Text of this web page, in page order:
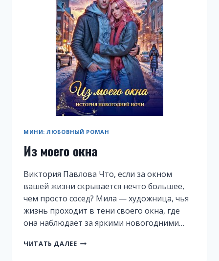
МИНИ: ЛЮБОВНЫЙ РОМАН
Из моего окна
Виктория Павлова Что, если за окном
вашей жизни скрывается нечто большее,
чем просто сосед? Мила — художница, чья
жизнь проходит в тени своего окна, где
она наблюдает за яркими новогодними…
ЧИТАТЬ ДАЛЕЕ ИЗ